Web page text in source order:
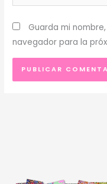
Guarda mi
navegador para la